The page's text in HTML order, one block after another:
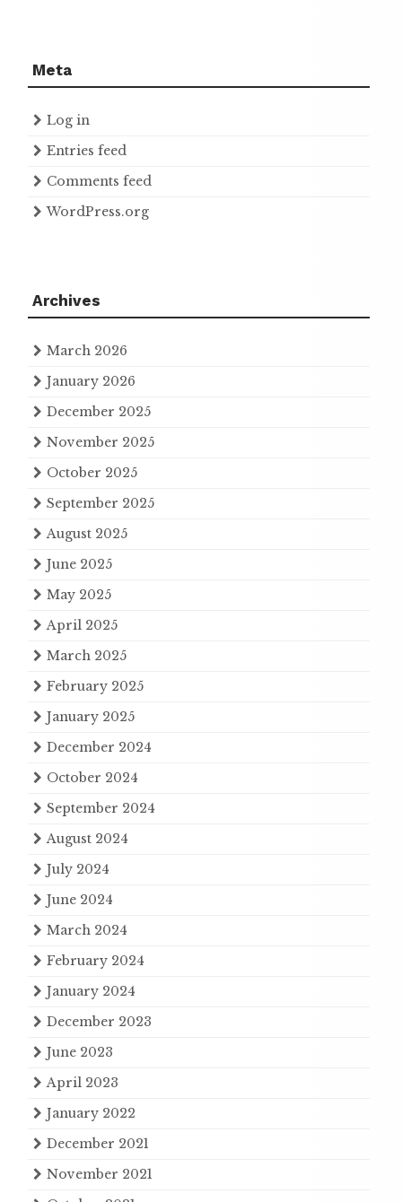
Meta
Log in
Entries feed
Comments feed
WordPress.org
Archives
March 2026
January 2026
December 2025
November 2025
October 2025
September 2025
August 2025
June 2025
May 2025
April 2025
March 2025
February 2025
January 2025
December 2024
October 2024
September 2024
August 2024
July 2024
June 2024
March 2024
February 2024
January 2024
December 2023
June 2023
April 2023
January 2022
December 2021
November 2021